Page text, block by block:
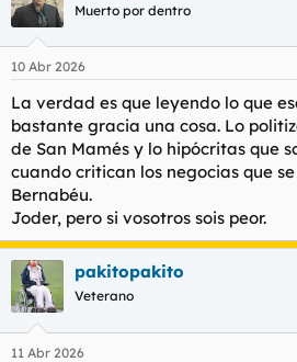
Muerto por dentro
10 Abr 2026
La verdad es que leyendo lo que
bastante gracia una cosa. Lo
de San Mamés y lo hipócritas que
cuando critican los negocias que
Bernabéu.
Joder, pero si vosotros sois peor.
pakitopakito
Veterano
11 Abr 2026